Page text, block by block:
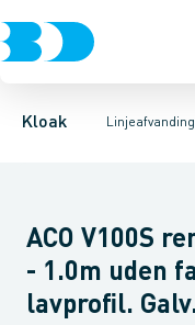
Kloak Linjeafvanding
Rør & fittingsBrønde
100 mm 1,5T, 12,5T &
ULMA MULTIV+ 100.
ACO V100S
- 1.0m uden
lavprofil.